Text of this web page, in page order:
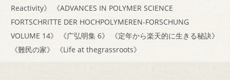
Reactivity》
《ADVANCES IN POLYMER SCIENCE
FORTSCHRITTE DER HOCHPOLYMEREN-FORSCHUNG
VOLUME 14》
《广弘明集 6》
《定年から楽天的に生きる秘訣》
《難民の家》
《Life at thegrassroots》